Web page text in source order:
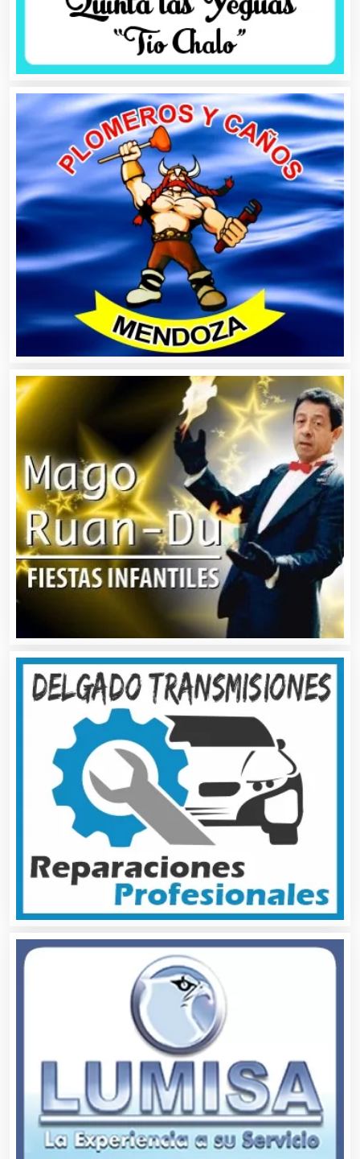
Aparatos y Equipos Eléctricos
Arquitectos
Artes Gráficas
Artesanías
Artículos de Oficina
Artículos de Piel
Artículos Deportivos
Artículos Importados
Artículos para el Hogar
Artículos para Regalos
Artículos Personales
Artículos Publicitarios
Aseguradoras
Asesores Técnicos
Asesoría Fiscal
Asociaciones Civiles
Asociaciones Empresariales
Audio, Sonido e Iluminación